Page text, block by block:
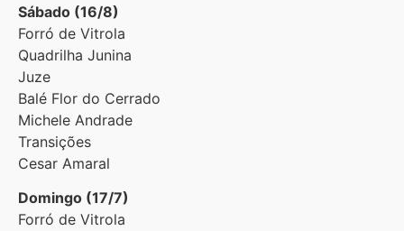
Sábado (16/8)
Forró de Vitrola
Quadrilha Junina
Juze
Balé Flor do Cerrado
Michele Andrade
Transições
Cesar Amaral
Domingo (17/7)
Forró de Vitrola